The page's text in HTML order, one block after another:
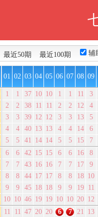
最近50期 最近100期 辅
01 02 03 04 05 06 07 08 09
1 1 37 10 10 1 1 11
3
2 2 38 11 11 2 2 12
4
3 3 39 12 12 3 3 13
5
4 4 40 13 13 4 4 14
6
5 5 41 14 14 5 5 15
7
6 6 42 15 15 6 6 16
8
7 7 43 16 16 7 7 17
9
8 8 44 17 17 8 8 18 10
9 9 45 18 18 9 9 19 11
10 10 46 19 19 10 10 20 12
11 11 47 20 20 6 7 21 13